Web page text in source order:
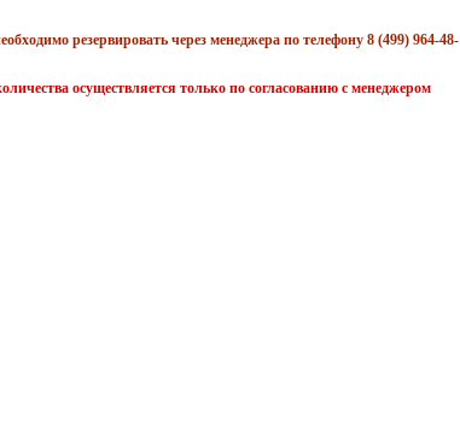
резервировать через менеджера по телефону 8 (499) 964-48-
осуществляется только по согласованию с менеджером